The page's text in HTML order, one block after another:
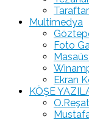
Multimedya
Foto
Ekran
KÖŞE